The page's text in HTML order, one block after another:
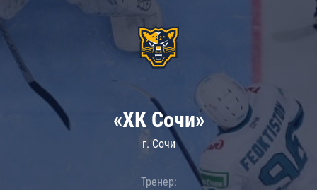
«ХК Сочи»
г. Сочи
Тренер: